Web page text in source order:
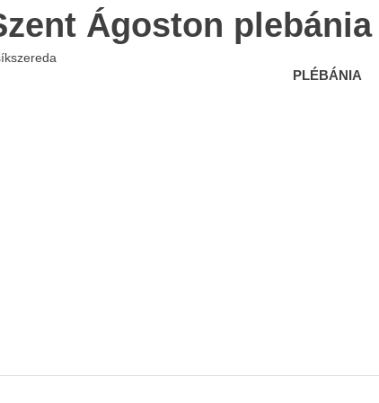
Ágoston plebánia
PLÉBÁNIA